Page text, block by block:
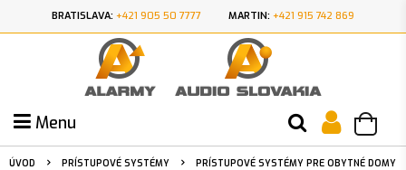
BRATISLAVA: +421 905 50 7777 MARTIN: +421 915 742 869
Menu
ÚVOD PRÍSTUPOVÉ SYSTÉMY
PRÍSTUPOVÉ SYSTÉMY PRE OBYTNÉ DOMY